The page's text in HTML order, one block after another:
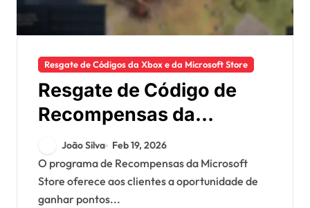
Resgate de Códigos da Xbox e da Microsoft Store
Resgate de Código de
Recompensas da
Microsoft Store: Ganhar
pontos, Resgatar
recompensas, Gestão de
João Silva Feb 19, 2026
O programa de Recompensas da Microsoft
Store oferece aos clientes a oportunidade de
ganhar pontos...